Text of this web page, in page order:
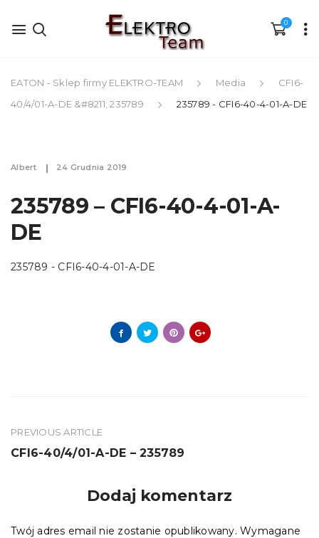
0
EATON - Sklep firmy ELEKTRO-TEAM Media
CFI6-
40/4/01-A-DE &#8211; 235789
235789 - CFI6-40-4-01-A-DE
Albert 24 Grudnia 2019
235789 – CFI6-40-4-01-A-
DE
235789 - CFI6-40-4-01-A-DE
Nawigacja
PREVIOUS ARTICLE
CFI6-40/4/01-A-DE – 235789
Dodaj komentarz
Twój adres email nie zostanie opublikowany. Wymagane